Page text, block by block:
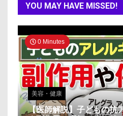
YOU MAY HAVE MISSED!
0 Minutes
美容・健康
【医師解説】子どもの抗